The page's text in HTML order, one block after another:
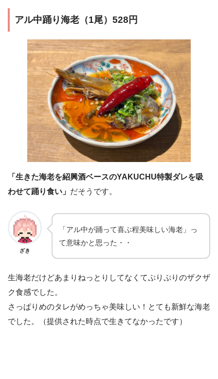
アル中踊り海老（1尾）528円
「生きた海老を紹興酒ベースのYAKUCHU特製ダレを吸
わせて踊り食い」 だそうです。
ざき
「アル中が踊って喜ぶ程美味しい海老」っ
て意味かと思った・・
生海老だけどあまりねっとりしてなくてぷりぷりのザクザ
ク食感でした。
さっぱりめのタレがめっちゃ美味しい！とても新鮮な海老
でした。（提供された時点で生きてなかったです）